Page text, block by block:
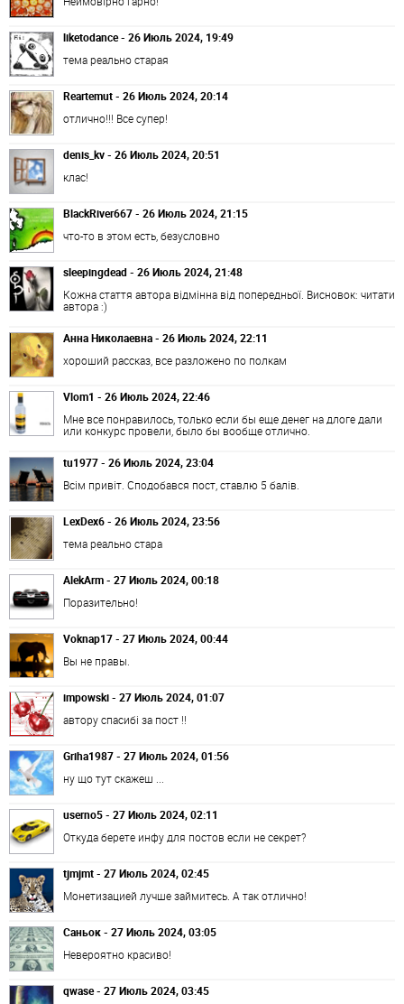
liketodance - 26 Июль 2024, 19:49
тема реально старая
Reartemut - 26 Июль 2024, 20:14
отлично!!! Все супер!
denis_kv - 26 Июль 2024, 20:51
клас!
BlackRiver667 - 26 Июль 2024, 21:15
что-то в этом есть, безусловно
sleepingdead - 26 Июль 2024, 21:48
Кожна стаття автора відмінна від попередньої. Висновок: читати
автора :)
Анна Николаевна - 26 Июль 2024, 22:11
хороший рассказ, все разложено по полкам
Vlom1 - 26 Июль 2024, 22:46
Мне все понравилось, только если бы еще денег на длоге дали
или конкурс провели, было бы вообще отлично.
tu1977 - 26 Июль 2024, 23:04
Всім привіт. Сподобався пост, ставлю 5 балів.
LexDex6 - 26 Июль 2024, 23:56
тема реально стара
AlekArm - 27 Июль 2024, 00:18
Поразительно!
Voknap17 - 27 Июль 2024, 00:44
Вы не правы.
impowski - 27 Июль 2024, 01:07
автору спасибі за пост !!
Griha1987 - 27 Июль 2024, 01:56
ну що тут скажеш ...
userno5 - 27 Июль 2024, 02:11
Откуда берете инфу для постов если не секрет?
tjmjmt - 27 Июль 2024, 02:45
Монетизацией лучше займитесь. А так отлично!
Саньок - 27 Июль 2024, 03:05
Невероятно красиво!
qwase - 27 Июль 2024, 03:45